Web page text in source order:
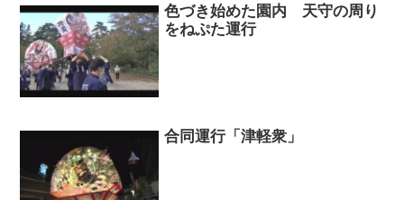
色づき始めた園内 天守の周り
をねぷた運行
合同運行「津軽衆」